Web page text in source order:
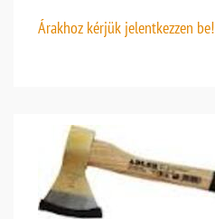
Árakhoz kérjük jelentkezzen be!